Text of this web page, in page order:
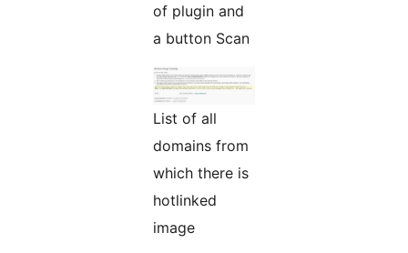
of plugin and
a button Scan
List of all
domains from
which there is
hotlinked
image